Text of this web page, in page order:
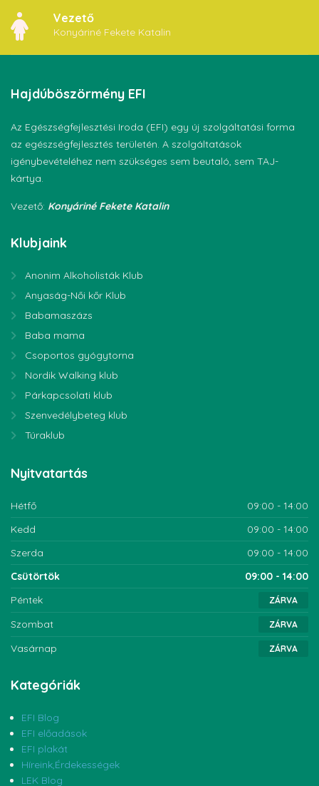
Vezető
Konyáriné Fekete Katalin
Hajdúböszörmény EFI
Az Egészségfejlesztési Iroda (EFI) egy új szolgáltatási forma
az egészségfejlesztés területén. A szolgáltatások
igénybevételéhez nem szükséges sem beutaló, sem TAJ-
kártya.
Vezető: Konyáriné Fekete Katalin
Klubjaink
Anonim Alkoholisták Klub
Anyaság-Női kőr Klub
Babamaszázs
Baba mama
Csoportos gyógytorna
Nordik Walking klub
Párkapcsolati klub
Szenvedélybeteg klub
Túraklub
Nyitvatartás
Hétfő
09:00 - 14:00
Kedd
09:00 - 14:00
Szerda
09:00 - 14:00
Csütörtök
09:00 - 14:00
Péntek
ZÁRVA
Szombat ZÁRVA
Vasárnap ZÁRVA
Kategóriák
EFI Blog
EFI előadások
EFI plakát
Híreink,Érdekességek
LEK Blog